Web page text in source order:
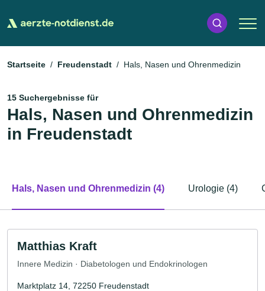
Startseite Freudenstadt Hals, Nasen und Ohrenmedizin
15 Suchergebnisse für
Hals, Nasen und Ohrenmedizin
in Freudenstadt
Hals, Nasen und Ohrenmedizin (4) Urologie (4)
Matthias Kraft
Innere Medizin · Diabetologen und Endokrinologen
Marktplatz 14, 72250 Freudenstadt